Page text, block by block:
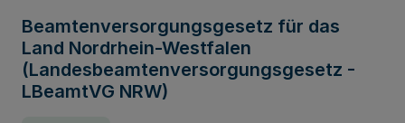
Beamtenversorgungsgesetz für das
Land Nordrhein-Westfalen
(Landesbeamtenversorgungsgesetz -
LBeamtVG NRW)